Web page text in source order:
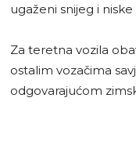
ugaženi snijeg i
Za teretna vozila
ostalim vozačima
odgovarajućom